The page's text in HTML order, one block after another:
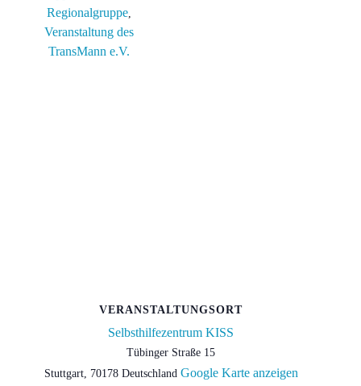
Regionalgruppe,
Veranstaltung des
TransMann e.V.
VERANSTALTUNGSORT
Selbsthilfezentrum KISS
Tübinger Straße 15
Stuttgart, 70178 Deutschland Google Karte anzeigen